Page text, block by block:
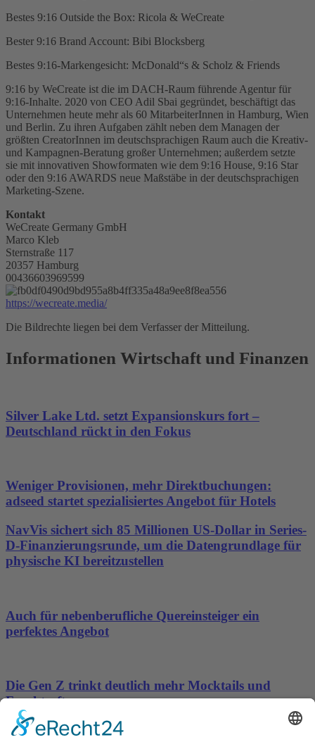
Bestes 9:16 Outside the Box: Ricola & WeCreate
Bester 9:16 Brand Account: Bibi Blocksberg
Bestes 9:16-Markengesicht: McDonald“s & Scholz & Friends
9:16 by WeCreate ist die im DACH-Raum führende Agentur für
9:16-Inhalte. 2020 von CEO Adil Sbai gegründet, beschäftigt das
Unternehmen heute mehr als 60 MitarbeiterInnen in Hamburg, Wien
und Berlin. Zu ihren Aufgaben zählt neben dem Managen der
größten CreatorInnen im deutschsprachigen Raum auch die Kreativ-
und Kampagnen-Beratung großer Unternehmen; außerdem setzte
sie mit innovativen Showformaten wie dem 9:16 House, 9:16 Star
oder den 9:16 AWARDS neue Maßstäbe in der deutschsprachigen
Marketing-Szene.
Kontakt
WeCreate Germany GmbH
Marco Kleb
Sternstraße 117
20357 Hamburg
00436603969599
https://wecreate.media/
Die Bildrechte liegen bei dem Verfasser der Mitteilung.
Informationen Wirtschaft und Finanzen
Silver Lake Ltd. setzt Expansionskurs fort –
Deutschland rückt in den Fokus
Weniger Provisionen, mehr Direktbuchungen:
adseed startet spezialisiertes Angebot für Hotels
NavVis sichert sich 85 Millionen US-Dollar in Series-
D-Finanzierungsrunde, um die Datengrundlage für
physische KI bereitzustellen
Auch für nebenberufliche Quereinsteiger ein
perfektes Angebot
Die Gen Z trinkt deutlich mehr Mocktails und
Fruchtsaft
norisbank führt Wero ein